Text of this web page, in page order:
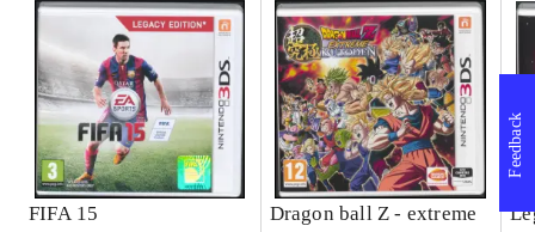
FIFA 15
Dragon ball Z - extreme
Feedback